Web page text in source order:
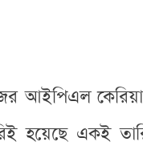
আইপিএল
একই